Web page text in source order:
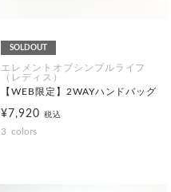
SOLDOUT
エレメントオブシンプルライフ
（レディス）
【WEB限定】2WAYハンドバッグ
¥7,920 税込
3 colors